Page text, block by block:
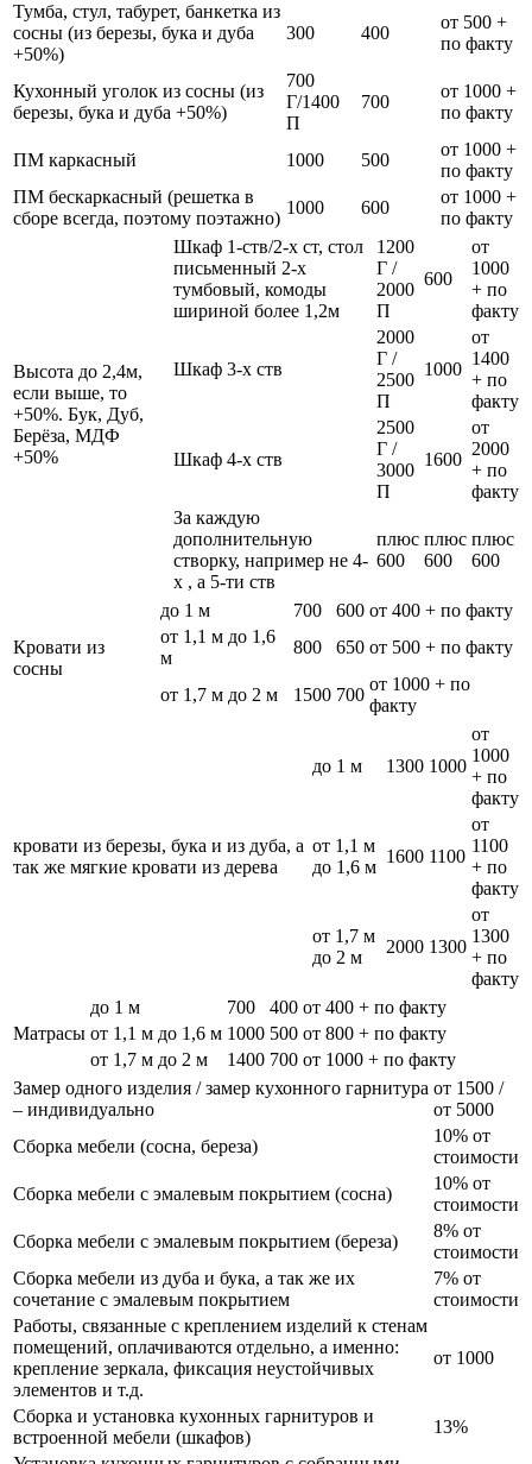
Тумба, стул, табурет, банкетка из
сосны (из березы, бука и дуба
+50%)
300 400
от 500 +
по факту
Кухонный уголок из сосны (из
березы, бука и дуба +50%)
700
Г/1400
П
700
от 1000 +
по факту
ПМ каркасный 1000 500
от 1000 +
по факту
ПМ бескаркасный (решетка в
сборе всегда, поэтому поэтажно)
1000 600
от 1000 +
по факту
Высота до 2,4м,
если выше, то
+50%. Бук, Дуб,
Берёза, МДФ
+50%
Шкаф 1-ств/2-х ст, стол
письменный 2-х
тумбовый, комоды
шириной более 1,2м
1200
Г /
2000
П
600
от
1000
+ по
факту
Шкаф 3-х ств
2000
Г /
2500
П
1000
от
1400
+ по
факту
Шкаф 4-х ств
2500
Г /
3000
П
1600
от
2000
+ по
факту
За каждую
дополнительную
створку, например не 4-
х , а 5-ти ств
плюс
600
плюс
600
плюс
600
Кровати из
сосны
до 1 м 700 600 от 400 + по факту
от 1,1 м до 1,6
м
800 650 от 500 + по факту
от 1,7 м до 2 м 1500 700
от 1000 + по
факту
кровати из березы, бука и из дуба, а
так же мягкие кровати из дерева
до 1 м 1300 1000
от
1000
+ по
факту
от 1,1 м
до 1,6 м
1600 1100
от
1100
+ по
факту
от 1,7 м
до 2 м
2000 1300
от
1300
+ по
факту
Матрасы
до 1 м 700 400 от 400 + по факту
от 1,1 м до 1,6 м 1000 500 от 800 + по факту
от 1,7 м до 2 м
1400 700 от 1000 + по факту
Замер одного изделия / замер кухонного гарнитура
– индивидуально
от 1500 /
от 5000
Сборка мебели (сосна, береза)
10% от
стоимости
Сборка мебели с эмалевым покрытием (сосна)
10% от
стоимости
Сборка мебели с эмалевым покрытием (береза)
8% от
стоимости
Сборка мебели из дуба и бука, а так же их
сочетание с эмалевым покрытием
7% от
стоимости
Работы, связанные с креплением изделий к стенам
помещений, оплачиваются отдельно, а именно:
крепление зеркала, фиксация неустойчивых
элементов и т.д.
от 1000
Сборка и установка кухонных гарнитуров и
встроенной мебели (шкафов)
13%